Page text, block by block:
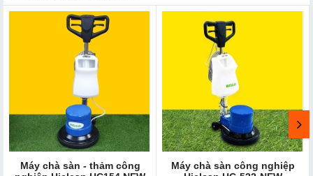
Máy chà sàn - thảm công
Máy chà sàn công nghiệp